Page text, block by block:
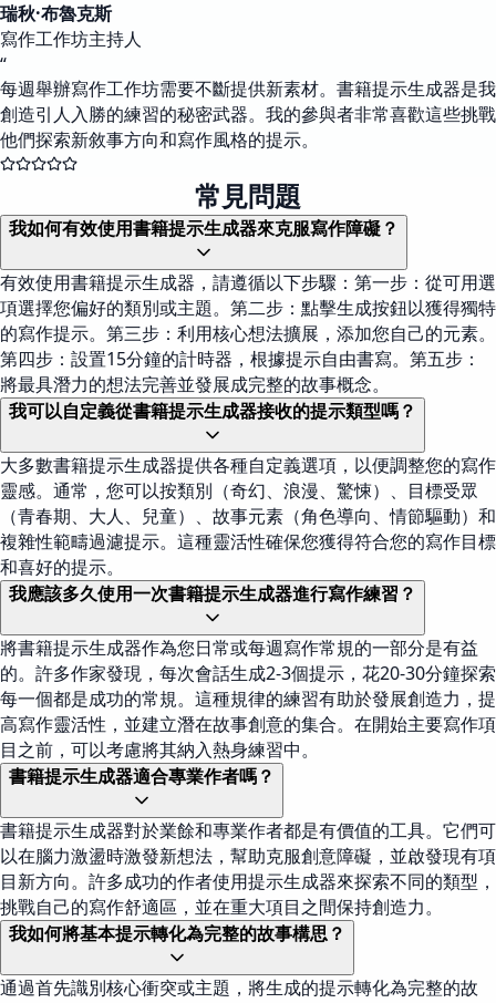
瑞秋·布魯克斯
寫作工作坊主持人
“
每週舉辦寫作工作坊需要不斷提供新素材。書籍提示生成器是我
創造引人入勝的練習的秘密武器。我的參與者非常喜歡這些挑戰
他們探索新敘事方向和寫作風格的提示。
常見問題
我如何有效使用書籍提示生成器來克服寫作障礙？
有效使用書籍提示生成器，請遵循以下步驟：第一步：從可用選
項選擇您偏好的類別或主題。第二步：點擊生成按鈕以獲得獨特
的寫作提示。第三步：利用核心想法擴展，添加您自己的元素。
第四步：設置15分鐘的計時器，根據提示自由書寫。第五步：
將最具潛力的想法完善並發展成完整的故事概念。
我可以自定義從書籍提示生成器接收的提示類型嗎？
大多數書籍提示生成器提供各種自定義選項，以便調整您的寫作
靈感。通常，您可以按類別（奇幻、浪漫、驚悚）、目標受眾
（青春期、大人、兒童）、故事元素（角色導向、情節驅動）和
複雜性範疇過濾提示。這種靈活性確保您獲得符合您的寫作目標
和喜好的提示。
我應該多久使用一次書籍提示生成器進行寫作練習？
將書籍提示生成器作為您日常或每週寫作常規的一部分是有益
的。許多作家發現，每次會話生成2-3個提示，花20-30分鐘探索
每一個都是成功的常規。這種規律的練習有助於發展創造力，提
高寫作靈活性，並建立潛在故事創意的集合。在開始主要寫作項
目之前，可以考慮將其納入熱身練習中。
書籍提示生成器適合專業作者嗎？
書籍提示生成器對於業餘和專業作者都是有價值的工具。它們可
以在腦力激盪時激發新想法，幫助克服創意障礙，並啟發現有項
目新方向。許多成功的作者使用提示生成器來探索不同的類型，
挑戰自己的寫作舒適區，並在重大項目之間保持創造力。
我如何將基本提示轉化為完整的故事構思？
通過首先識別核心衝突或主題，將生成的提示轉化為完整的故